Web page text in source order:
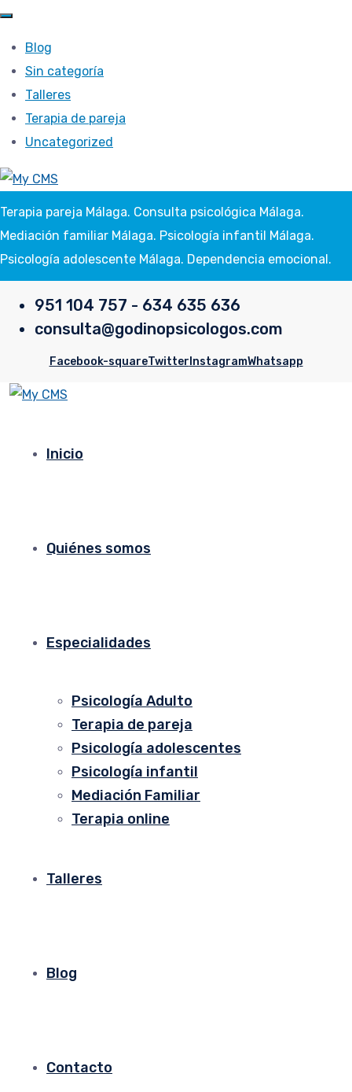
Blog
Sin categoría
Talleres
Terapia de pareja
Uncategorized
Terapia pareja Málaga. Consulta psicológica Málaga.
Mediación familiar Málaga. Psicología infantil Málaga.
Psicología adolescente Málaga. Dependencia emocional.
951 104 757 - 634 635 636
consulta@godinopsicologos.com
Facebook-squareTwitter InstagramWhatsapp
Inicio
Quiénes somos
Especialidades
Psicología Adulto
Terapia de pareja
Psicología adolescentes
Psicología infantil
Mediación Familiar
Terapia online
Talleres
Blog
Contacto